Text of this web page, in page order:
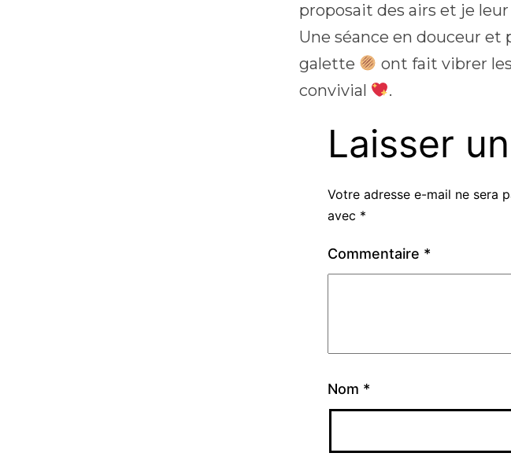
proposait des airs et je
Une séance en douceur et
galette
ont fait vibrer
convivial
.
Laisser
Votre adresse e-mail ne sera
avec *
Commentaire *
Nom *